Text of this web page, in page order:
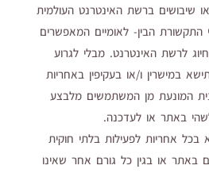
שיבושים ברשת האינטרנט העולמית
התקשורת הבין- לאומיים המאפשרים
לרשת האינטרנט. מבלי לגרוע
במישרין ו/או בעקיפין באחריות
המונעת מן המשתמשים מלבצע
באתר או לעדכנה.
בכל אחריות לפעילות בלתי חוקית
או בגין כל גורם אחר שאינו